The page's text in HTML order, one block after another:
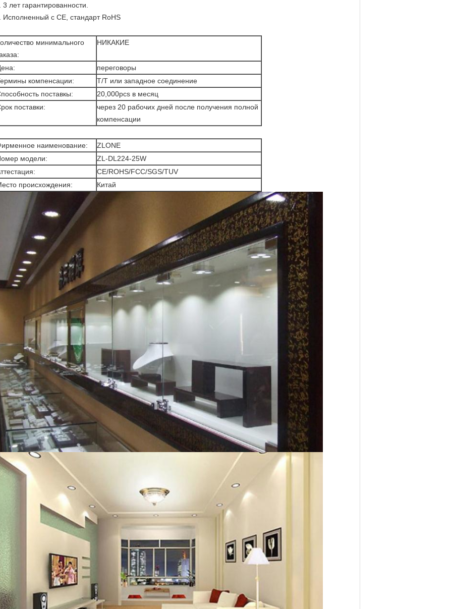
3 лет гарантированности.
Исполненный с CE, стандарт RoHS
минимального
НИКАКИЕ
переговоры
компенсации:
T/T или западное соединение
поставкы:
20,000pcs в месяц
поставки:
через 20 рабочих дней после получения полной
компенсации
наименование:
ZLONE
модели:
ZL-DL224-25W
CE/ROHS/FCC/SGS/TUV
происхождения:
Китай